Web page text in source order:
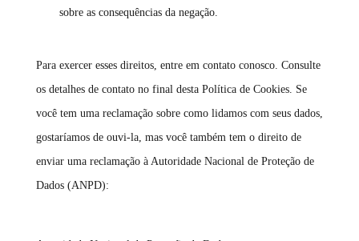
sobre as consequências da negação.
Para exercer esses direitos, entre em contato conosco. Consulte
os detalhes de contato no final desta Política de Cookies. Se
você tem uma reclamação sobre como lidamos com seus dados,
gostaríamos de ouvi-la, mas você também tem o direito de
enviar uma reclamação à Autoridade Nacional de Proteção de
Dados (ANPD):